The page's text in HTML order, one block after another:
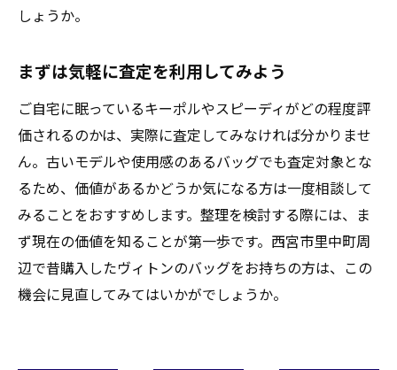
しょうか。
まずは気軽に査定を利用してみよう
ご自宅に眠っているキーポルやスピーディがどの程度評
価されるのかは、実際に査定してみなければ分かりませ
ん。古いモデルや使用感のあるバッグでも査定対象とな
るため、価値があるかどうか気になる方は一度相談して
みることをおすすめします。整理を検討する際には、ま
ず現在の価値を知ることが第一歩です。西宮市里中町周
辺で昔購入したヴィトンのバッグをお持ちの方は、この
機会に見直してみてはいかがでしょうか。